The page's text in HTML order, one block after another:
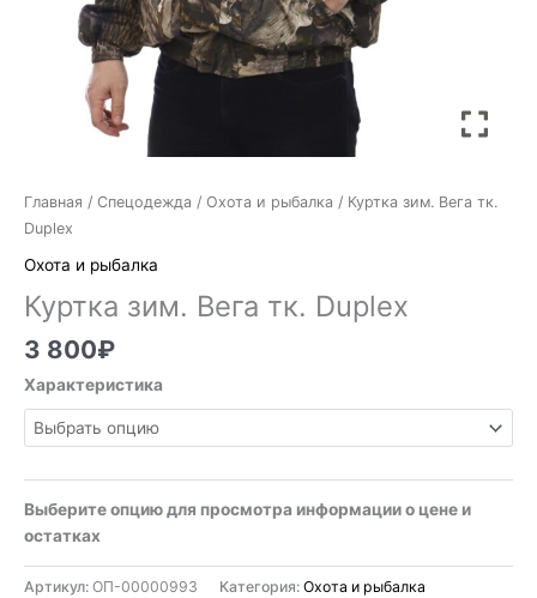
Главная / Спецодежда / Охота и рыбалка / Куртка зим. Вега тк.
Duplex
Охота и рыбалка
Куртка зим. Вега тк. Duplex
3 800₽
Характеристика
Выберите опцию для просмотра информации о цене и
остатках
Артикул: ОП-00000993 Категория: Охота и рыбалка